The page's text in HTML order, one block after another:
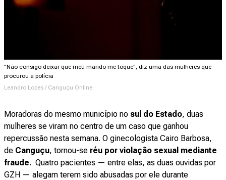
"Não consigo deixar que meu marido me toque", diz uma das mulheres que
procurou a polícia
Leandro Lopes / Canguçu Online
Moradoras do mesmo município no sul do Estado, duas
mulheres se viram no centro de um caso que ganhou
repercussão nesta semana. O ginecologista Cairo Barbosa,
de Canguçu, tornou-se réu por violação sexual mediante
fraude. Quatro pacientes — entre elas, as duas ouvidas por
GZH — alegam terem sido abusadas por ele durante